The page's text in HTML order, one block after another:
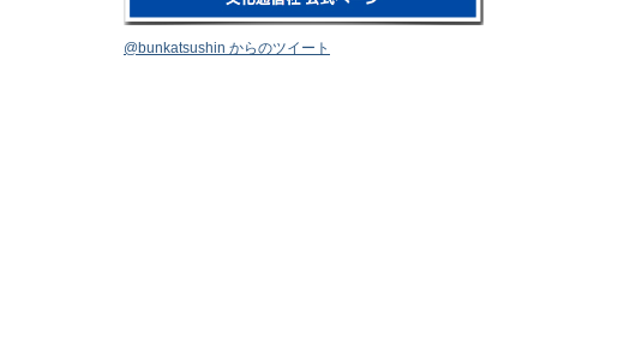
@bunkatsushin からのツイート